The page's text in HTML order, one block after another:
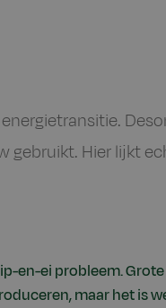
gebruikt. Hier lijkt
en-ei probleem. Grote
maar het is